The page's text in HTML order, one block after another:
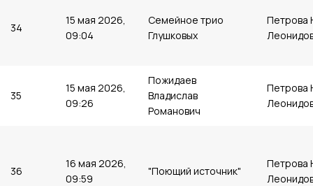
34
15 мая 2026,
09:04
Семейное трио
Глушковых
Петрова
35
15 мая 2026,
09:26
Пожидаев
Владислав
Романович
Петрова
36
16 мая 2026,
09:59
"Поющий источник"
Петрова